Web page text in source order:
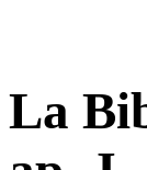
La